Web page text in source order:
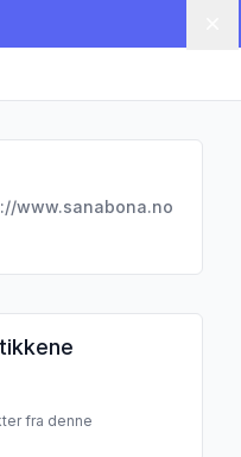
www.sanabona.no
fra denne